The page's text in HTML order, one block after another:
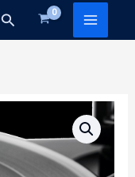
Search